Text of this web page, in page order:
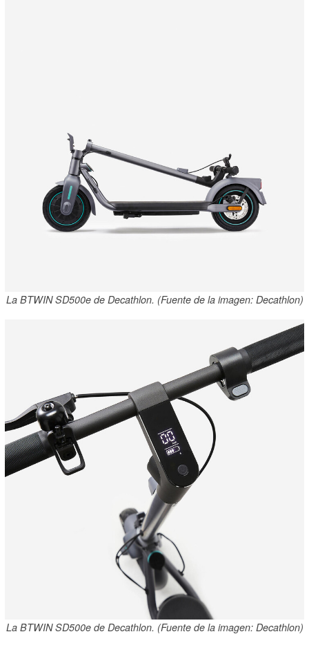
La BTWIN SD500e de Decathlon. (Fuente de la imagen: Decathlon)
La BTWIN SD500e de Decathlon. (Fuente de la imagen: Decathlon)